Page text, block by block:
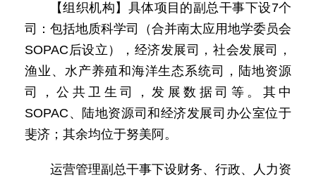
【组织机构】具体项目的副总干事下设7个
司：包括地质科学司（合并南太应用地学委员会
SOPAC后设立），经济发展司，社会发展司，
渔业、水产养殖和海洋生态系统司，陆地资源
司，公共卫生司，发展数据司等。其中
SOPAC、陆地资源司和经济发展司办公室位于
斐济；其余均位于努美阿。
运营管理副总干事下设财务、行政、人力资